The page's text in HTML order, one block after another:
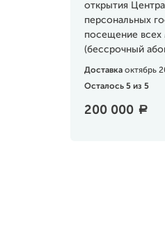
открытия
персональных
посещение всех
(бессрочный
Доставка октябрь
Осталось 5 из 5
200 000 a